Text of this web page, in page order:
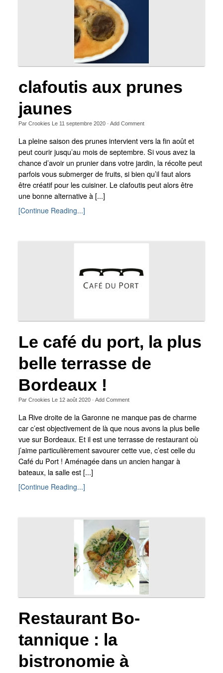
clafoutis aux prunes
jaunes
Par Crookies Le 11 septembre 2020· Add Comment
La pleine saison des prunes intervient vers la fin août et
peut courir jusqu’au mois de septembre. Si vous avez la
chance d’avoir un prunier dans votre jardin, la récolte peut
parfois vous submerger de fruits, si bien qu’il faut alors
être créatif pour les cuisiner. Le clafoutis peut alors être
une bonne alternative à [...]
[Continue Reading...]
Le café du port, la plus
belle terrasse de
Bordeaux !
Par Crookies Le 12 août 2020· Add Comment
La Rive droite de la Garonne ne manque pas de charme
car c’est objectivement de là que nous avons la plus belle
vue sur Bordeaux. Et il est une terrasse de restaurant où
j’aime particulièrement savourer cette vue, c’est celle du
Café du Port ! Aménagée dans un ancien hangar à
bateaux, la salle est [...]
[Continue Reading...]
Restaurant Bo-
tannique : la
bistronomie à